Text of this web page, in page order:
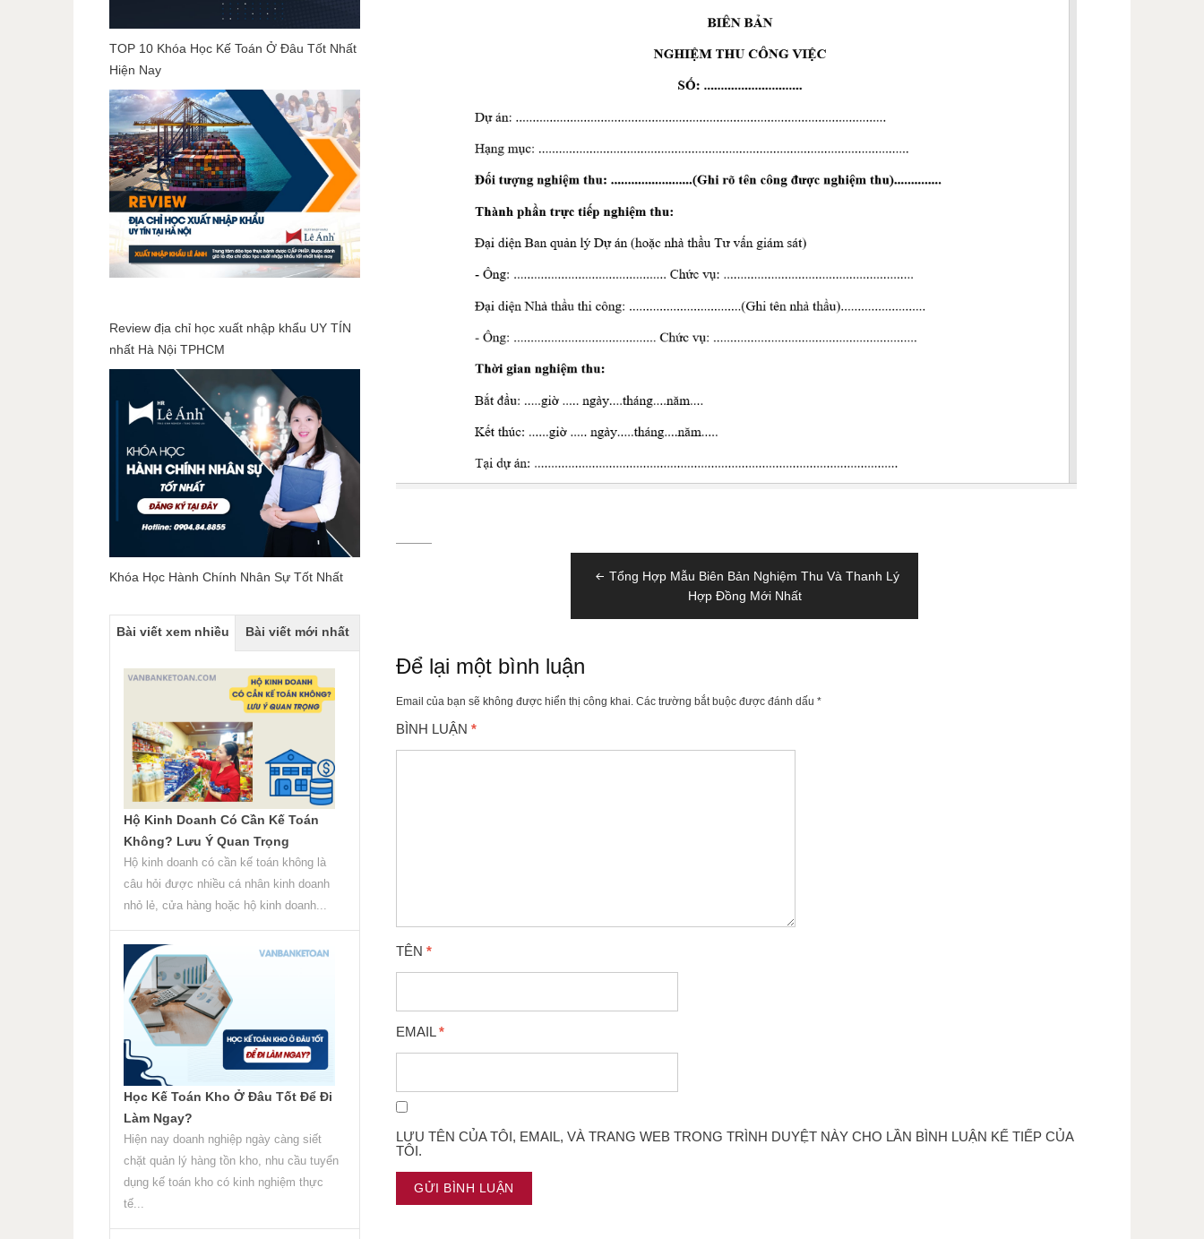
Tổng Hợp Mẫu Biên Bản Nghiệm Thu Và Thanh Lý
Hợp Đồng Mới Nhất
Để lại một bình luận
Email của bạn sẽ không được hiển thị công khai. Các trường bắt buộc được đánh dấu *
BÌNH LUẬN *
TÊN *
EMAIL*
LƯU TÊN CỦA TÔI, EMAIL, VÀ TRANG WEB TRONG TRÌNH DUYỆT NÀY CHO LẦN BÌNH LUẬN KẾ TIẾP CỦA
TÔI.
TOP 10 Khóa Học Kế Toán Ở Đâu Tốt Nhất
Hiện Nay
Review địa chỉ học xuất nhập khẩu UY TÍN
nhất Hà Nội TPHCM
Khóa Học Hành Chính Nhân Sự Tốt Nhất
Bài viết xem nhiều Bài viết mới nhất
Hộ Kinh Doanh Có Cần Kế Toán
Không? Lưu Ý Quan Trọng
Hộ kinh doanh có cần kế toán không là
câu hỏi được nhiều cá nhân kinh doanh
nhỏ lẻ, cửa hàng hoặc hộ kinh doanh...
Học Kế Toán Kho Ở Đâu Tốt Để Đi
Làm Ngay?
Hiện nay doanh nghiệp ngày càng siết
chặt quản lý hàng tồn kho, nhu cầu tuyển
dụng kế toán kho có kinh nghiệm thực
tế...